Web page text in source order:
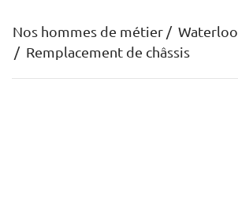
Nos hommes de métier Waterloo
Remplacement de châssis